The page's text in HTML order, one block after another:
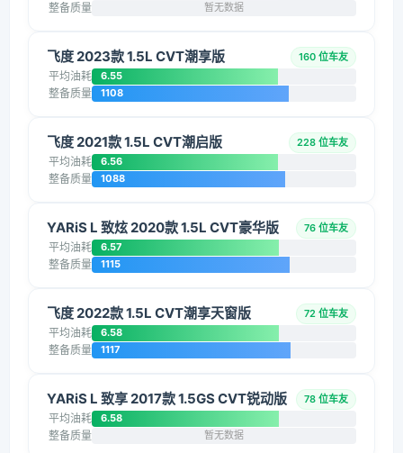
整备质量 暂无数据
飞度 2023款 1.5L CVT潮享版 160 位车友
平均油耗 6.55
整备质量 1108
飞度 2021款 1.5L CVT潮启版 228 位车友
平均油耗 6.56
整备质量 1088
YARiS L 致炫 2020款 1.5L CVT豪华版 76 位车友
平均油耗 6.57
整备质量 1115
飞度 2022款 1.5L CVT潮享天窗版 72 位车友
平均油耗 6.58
整备质量 1117
YARiS L 致享 2017款 1.5GS CVT锐动版 78 位车友
平均油耗 6.58
整备质量 暂无数据